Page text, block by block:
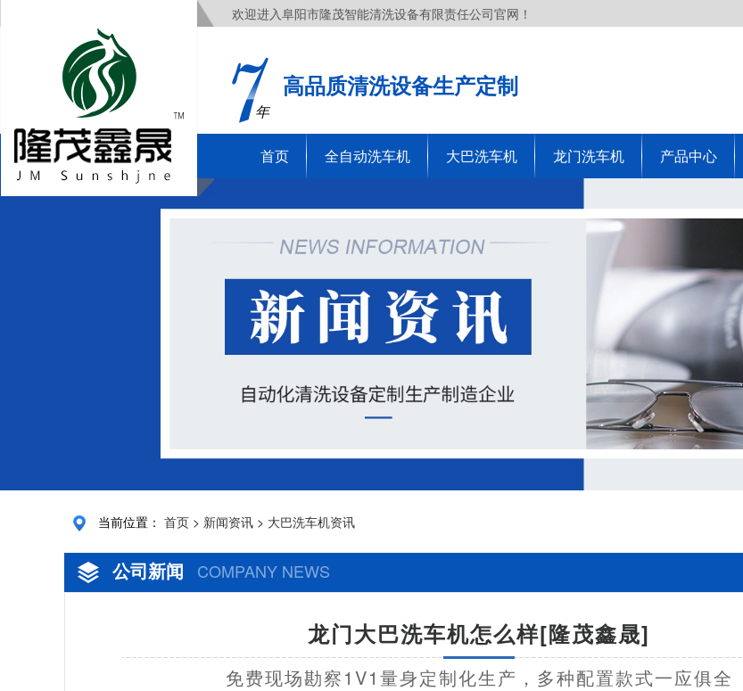
欢迎进入阜阳市隆茂智能清洗设备有限责任公司官网！
年
高品质清洗设备生产定制
首页 全自动洗车机 大巴洗车机 龙门洗车机 产品中心
当前位置： 首页 > 新闻资讯 > 大巴洗车机资讯
公司新闻 COMPANY NEWS
龙门大巴洗车机怎么样[隆茂鑫晟]
免费现场勘察1V1量身定制化生产，多种配置款式一应俱全